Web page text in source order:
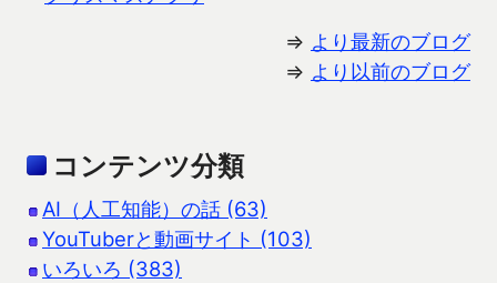
⇒ より最新のブログ
⇒ より以前のブログ
コンテンツ分類
AI（人工知能）の話 (63)
YouTuberと動画サイト (103)
いろいろ (383)